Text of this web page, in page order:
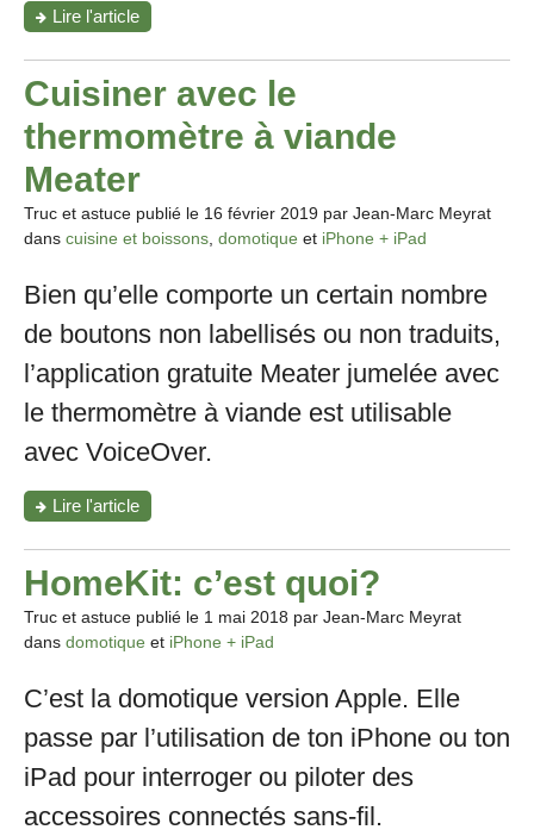
Lire l'article"Le
détecteur
de
et
monoxyde
Nest
Protect,
environ
110.-
Cuisiner avec le
thermomètre à viande
Meater
Truc et astuce publié le 16 février 2019 par Jean-Marc Meyrat
dans cuisine et boissons domotique et iPhone + iPad
Bien qu’elle comporte un certain nombre
de boutons non labellisés ou non traduits,
l’application gratuite Meater jumelée avec
le thermomètre à viande est utilisable
avec VoiceOver.
Lire l'article"Cuisiner
avec
le
thermomètre
à
viande
Meater"
HomeKit: c’est quoi?
Truc et astuce publié le 1 mai 2018 par Jean-Marc Meyrat
dans domotique et iPhone + iPad
C’est la domotique version Apple. Elle
passe par l’utilisation de ton iPhone ou ton
iPad pour interroger ou piloter des
accessoires connectés sans-fil.